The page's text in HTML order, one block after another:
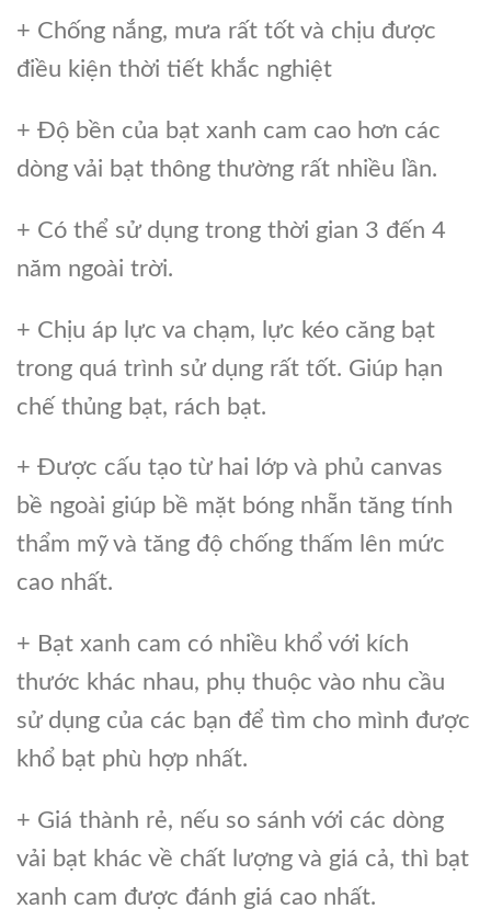
+ Chống nắng, mưa rất tốt và chịu được
điều kiện thời tiết khắc nghiệt
+ Độ bền của bạt xanh cam cao hơn các
dòng vải bạt thông thường rất nhiều lần.
+ Có thể sử dụng trong thời gian 3 đến 4
năm ngoài trời.
+ Chịu áp lực va chạm, lực kéo căng bạt
trong quá trình sử dụng rất tốt. Giúp hạn
chế thủng bạt, rách bạt.
+ Được cấu tạo từ hai lớp và phủ canvas
bề ngoài giúp bề mặt bóng nhẵn tăng tính
thẩm mỹ và tăng độ chống thấm lên mức
cao nhất.
+ Bạt xanh cam có nhiều khổ với kích
thước khác nhau, phụ thuộc vào nhu cầu
sử dụng của các bạn để tìm cho mình được
khổ bạt phù hợp nhất.
+ Giá thành rẻ, nếu so sánh với các dòng
vải bạt khác về chất lượng và giá cả, thì bạt
xanh cam được đánh giá cao nhất.